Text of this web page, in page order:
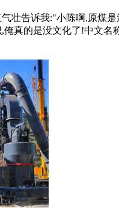
壮告诉我:"小陈啊,原煤
真的是没文化了!中文名